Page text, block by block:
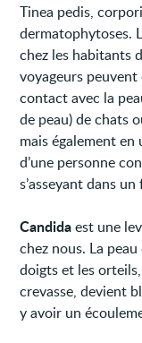
Tinea pedis,
dermatophytoses.
chez les habitants
voyageurs
contact avec la
de peau) de chats
mais également
d’une personne
s’asseyant dans
Candidaest une
chez nous. La
doigts et les
crevasse, devient
y avoir un